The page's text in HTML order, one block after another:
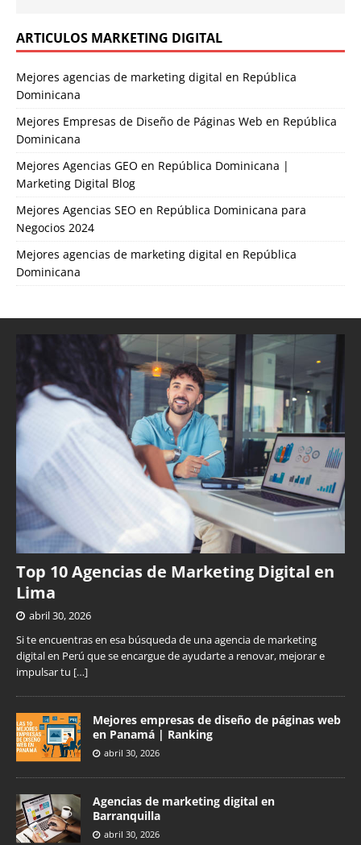
ARTICULOS MARKETING DIGITAL
Mejores agencias de marketing digital en República
Dominicana
Mejores Empresas de Diseño de Páginas Web en República
Dominicana
Mejores Agencias GEO en República Dominicana |
Marketing Digital Blog
Mejores Agencias SEO en República Dominicana para
Negocios 2024
Mejores agencias de marketing digital en República
Dominicana
Top 10 Agencias de Marketing Digital en
Lima
abril 30, 2026
Si te encuentras en esa búsqueda de una agencia de marketing
digital en Perú que se encargue de ayudarte a renovar, mejorar e
impulsar tu […]
Mejores empresas de diseño de páginas web
en Panamá | Ranking
abril 30, 2026
Agencias de marketing digital en
Barranquilla
abril 30, 2026